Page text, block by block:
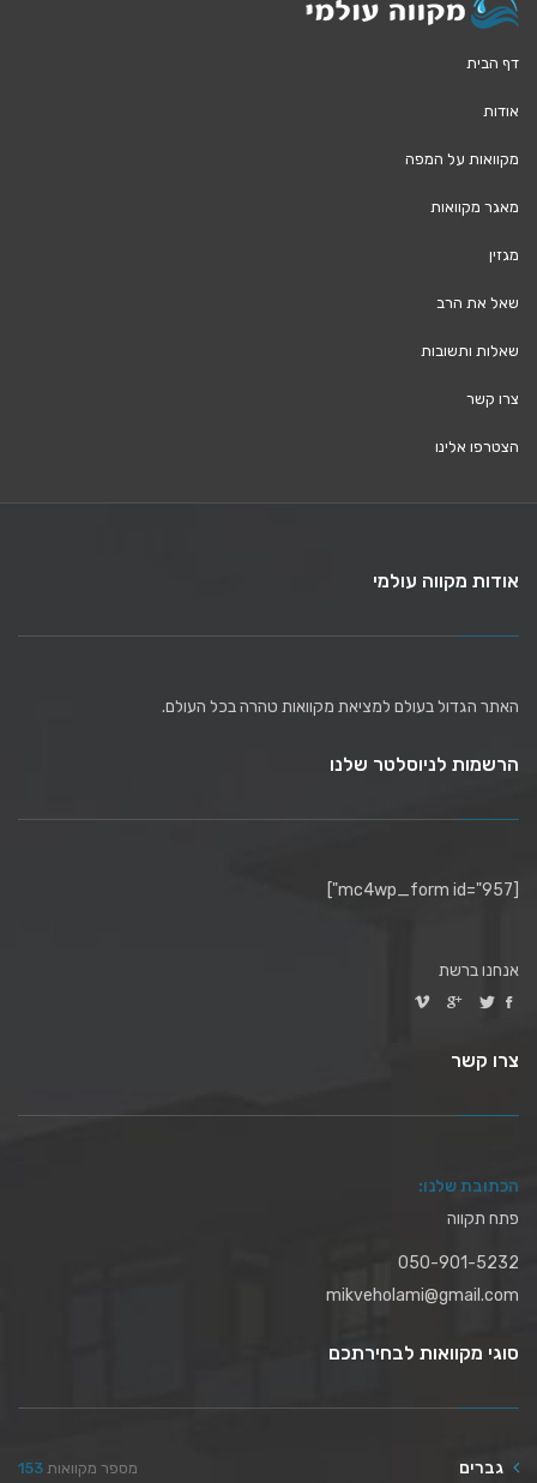
דף הבית
אודות
מקוואות על המפה
מאגר מקוואות
מגזין
שאל את הרב
שאלות ותשובות
צרו קשר
הצטרפו אלינו
אודות מקווה עולמי
האתר הגדול בעולם למציאת מקוואות טהרה בכל העולם.
הרשמות לניוסלטר שלנו
[mc4wp_form id="957"]
אנחנו ברשת
צרו קשר
הכתובת שלנו:
פתח תקווה
050-901-5232
mikveholami@gmail.com
סוגי מקוואות לבחירתכם
גברים 153 מספר מקוואות